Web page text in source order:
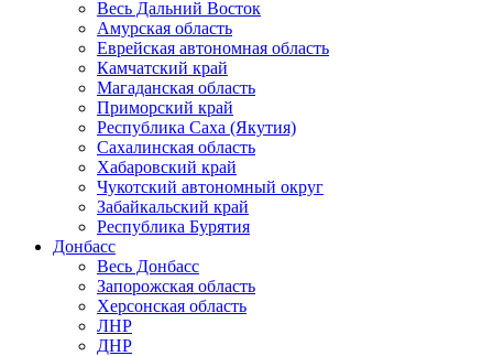
Весь Дальний Восток
Амурская область
Еврейская автономная область
Камчатский край
Магаданская область
Приморский край
Республика Саха (Якутия)
Сахалинская область
Хабаровский край
Чукотский автономный округ
Забайкальский край
Республика Бурятия
Донбасс
Весь Донбасс
Запорожская область
Херсонская область
ЛНР
ДНР